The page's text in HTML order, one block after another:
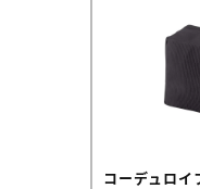
コーデュロイ